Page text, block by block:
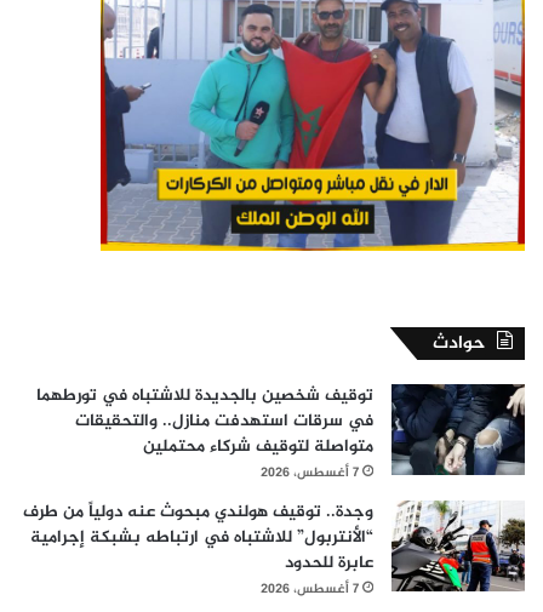
حوادث
توقيف شخصين بالجديدة للاشتباه في تورطهما
في سرقات استهدفت منازل.. والتحقيقات
متواصلة لتوقيف شركاء محتملين
7 أغسطس، 2026
وجدة.. توقيف هولندي مبحوث عنه دولياً من طرف
“الأنتربول” للاشتباه في ارتباطه بشبكة إجرامية
عابرة للحدود
7 أغسطس، 2026